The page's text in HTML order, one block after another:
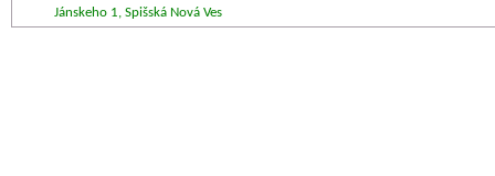
Jánskeho 1, Spišská Nová Ves